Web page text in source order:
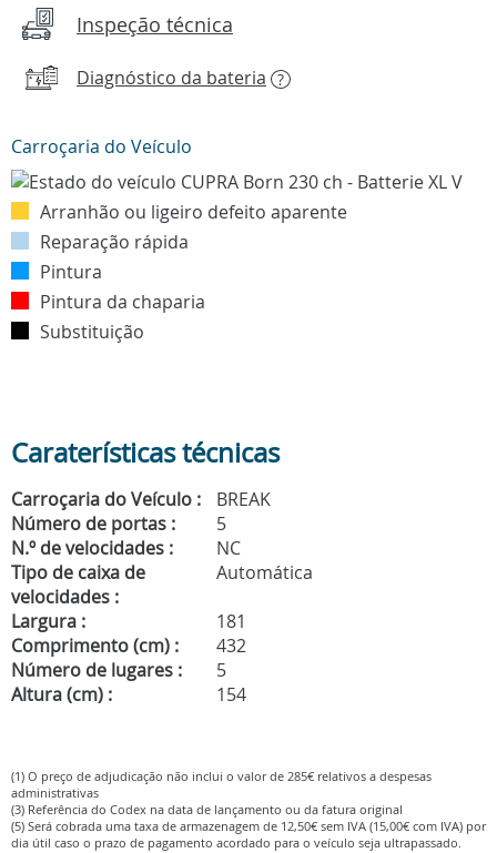
Inspeção técnica
Diagnóstico da bateria ?
Carroçaria do Veículo
Arranhão ou ligeiro defeito aparente
Reparação rápida
Pintura
Pintura da chaparia
Substituição
Caraterísticas técnicas
Carroçaria do Veículo :
BREAK
Número de portas :
5
N.º de velocidades :
NC
Tipo de caixa de
velocidades :
Automática
Largura :
181
Comprimento (cm) :
432
Número de lugares :
5
Altura (cm) :
154
(1) O preço de adjudicação não inclui o valor de 285€ relativos a despesas
administrativas
(3) Referência do Codex na data de lançamento ou da fatura original
(5) Será cobrada uma taxa de armazenagem de 12,50€ sem IVA (15,00€ com IVA) por
dia útil caso o prazo de pagamento acordado para o veículo seja ultrapassado.